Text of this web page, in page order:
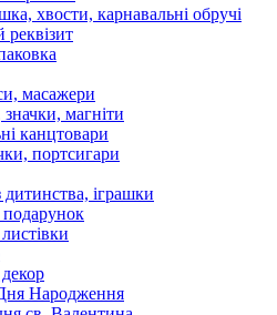
хвости, карнавальні обручі
масажери
магніти
канцтовари
портсигари
іграшки
Народження